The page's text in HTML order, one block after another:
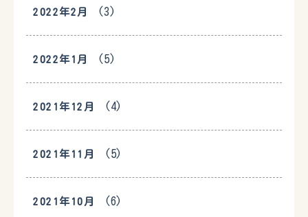
2022年2月 (3)
2022年1月 (5)
2021年12月 (4)
2021年11月 (5)
2021年10月 (6)